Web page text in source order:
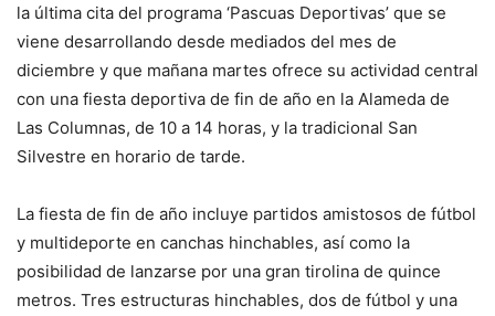
la última cita del programa ‘Pascuas Deportivas’ que se
viene desarrollando desde mediados del mes de
diciembre y que mañana martes ofrece su actividad central
con una fiesta deportiva de fin de año en la Alameda de
Las Columnas, de 10 a 14 horas, y la tradicional San
Silvestre en horario de tarde.
La fiesta de fin de año incluye partidos amistosos de fútbol
y multideporte en canchas hinchables, así como la
posibilidad de lanzarse por una gran tirolina de quince
metros. Tres estructuras hinchables, dos de fútbol y una